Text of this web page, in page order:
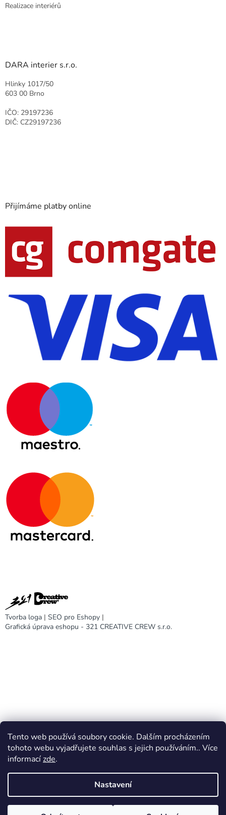
Tento web používá soubory cookie. Dalším procházením
tohoto webu vyjadřujete souhlas s jejich používáním.. Více
informacízde.
Nastavení
Realizace interiérů
DARA interier s.r.o.
Hlinky 1017/50
603 00 Brno
IČO: 29197236
DIČ: CZ29197236
Přijímáme platby online
Tvorba loga | SEO pro Eshopy |
Grafická úprava eshopu - 321 CREATIVE CREW s.r.o.
DARA design
Vytvořil Shoptet